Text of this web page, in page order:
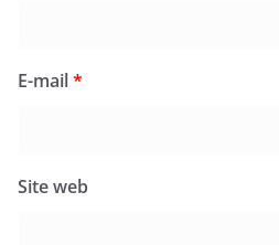
E-mail*
Site web